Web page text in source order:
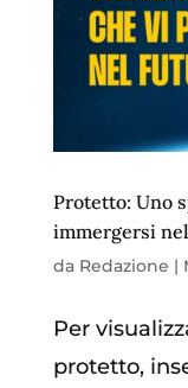
Protetto: Uno
immergersi
da Redazione |
Per
protetto,